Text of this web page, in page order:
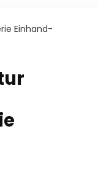
Einhand-